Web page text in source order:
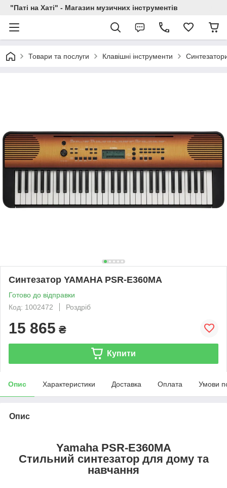
"Паті на Хаті" - Магазин музичних інструментів
Товари та послуги Клавішні інструменти
Синтезатор YAMAHA PSR-E360MA
Готово до відправки
Код: 1002472
Роздріб
15 865 ₴
Купити
Опис Характеристики Доставка Оплата Умови
Опис
Yamaha PSR-E360MA
Стильний синтезатор для дому та
навчання